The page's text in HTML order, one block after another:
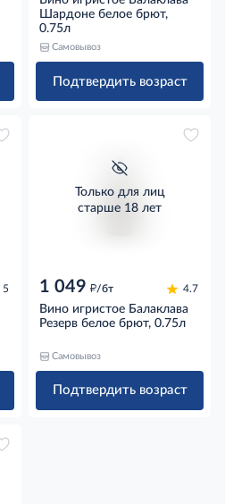
Шардоне белое брют,
0.75л
Самовывоз
Подтвердить возраст
5
Только для лиц
старше 18 лет
1 049 д/бт 4.7
Вино игристое Балаклава
Резерв белое брют, 0.75л
Самовывоз
Подтвердить возраст